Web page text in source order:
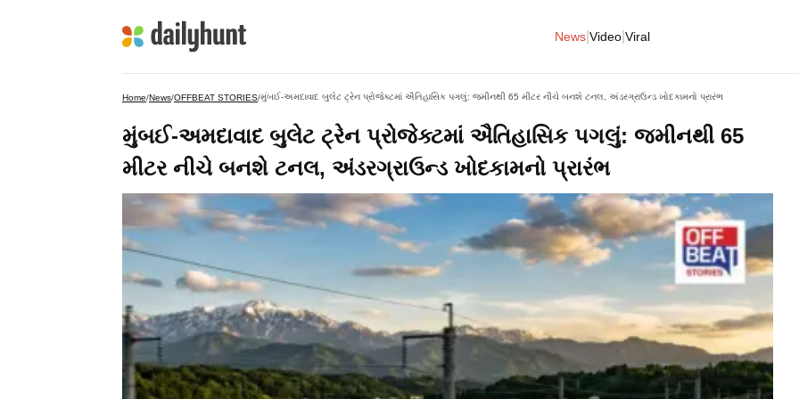
News Video Viral
Home/News/OFFBEAT STORIES/મુંબઈ-અમદાવાદ બુલેટ ટ્રેન પ્રોજેક્ટમાં ઐતિહાસિક પગલું: જમીનથી 65 મીટર નીચે બનશે ટનલ, અંડરગ્રાઉન્ડ ખોદકામનો પ્રારંભ
મુંબઈ-અમદાવાદ બુલેટ ટ્રેન પ્રોજેક્ટમાં ઐતિહાસિક પગલું: જમીનથી 65
મીટર નીચે બનશે ટનલ, અંડરગ્રાઉન્ડ ખોદકામનો પ્રારંભ